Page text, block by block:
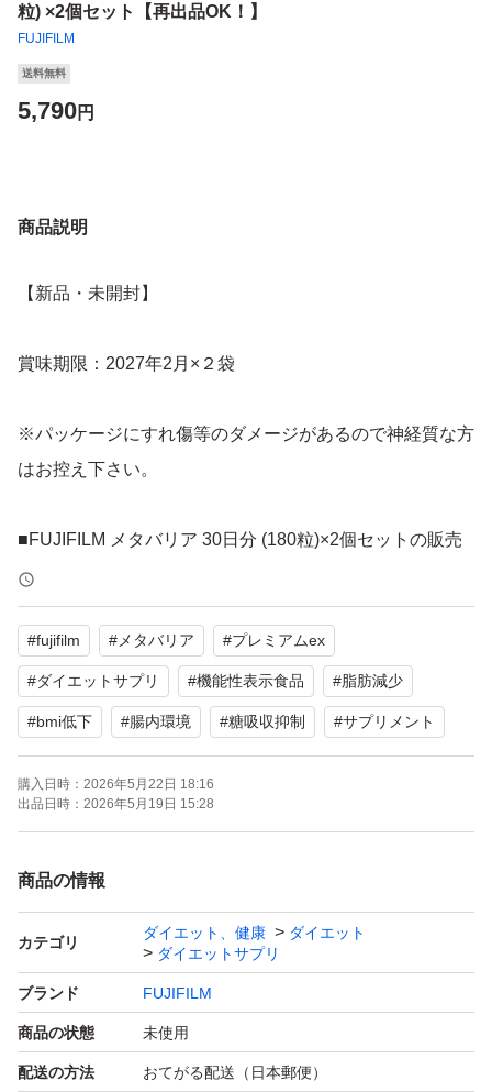
粒) ×2個セット【再出品OK！】
FUJIFILM
送料無料
5,790円
商品説明
【新品・未開封】
賞味期限：2027年2月×２袋
※パッケージにすれ傷等のダメージがあるので神経質な方
はお控え下さい。
■FUJIFILM メタバリア 30日分 (180粒)×2個セットの販売
です。
BMIが高めの方のおなかの脂肪を減らし、維持するのを助
ける機能性表示食品です。
ウエスト周囲径・体重を減らすことで高めのBMIを低下さ
す。
【商品名】メタバリア
【内容量】30日分（180粒）×2個
【商品の状態】未使用
【その他】機能性表示食品
フジフイルム メタバリア プレミアムEX
#fujifilm #メタバリア #プレミアムex
#ダイエットサプリ #機能性表示食品 #脂肪減少
#bmi低下 #腸内環境 #糖吸収抑制 #サプリメント
購入日時： 2026年5月22日 18:16
出品日時： 2026年5月19日 15:28
商品の情報
カテゴリ
ダイエット、健康
ダイエット
ダイエットサプリ
ブランド FUJIFILM
商品の状態 未使用
配送の方法 おてがる配送（日本郵便）